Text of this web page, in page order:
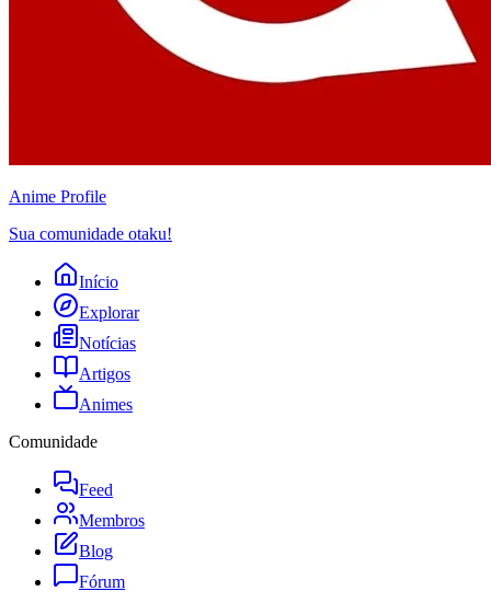
Anime Profile
Sua comunidade otaku!
Início
Explorar
Notícias
Artigos
Animes
Comunidade
Feed
Membros
Blog
Fórum